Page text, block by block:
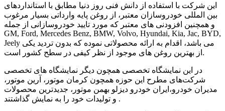
این شرکت با استفاده از دانش فنی روز دنیا مطابق با استانداردهای
بین المللی خودروسازان معتبر، از روغن پایه وارداتی بسیار مرغوب
و همچنین افزودنی های معتبر که مورد تایید خودروسازانی از جمله
GM, Ford, Mercedes Benz, BMW, Volvo, Hyundai, Kia, Jac, BYD,
Jeely می باشد، اقدام به ارائه محصولاتی نموده که بدون تردید یکی
از بهترین روغن های موجود از نظر کیفی در سطح کشور است.
در این نمایشگاه تخصصی همچون دیگر نمایشگاه های تخصصی
شرکت‌های مطرح این حوزه همچون کرمان موتور، آرین موتور،
مدیران خودرو،ایران خودرو دیزلو بهمن موتور، جدیدترین محصولات
و تولیدات خود را به نمایش گذاشتند .